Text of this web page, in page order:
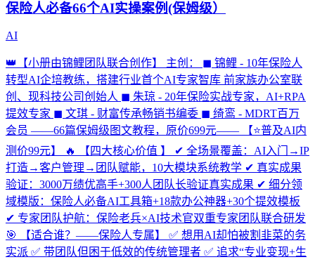
保险人必备66个AI实操案例(保姆级）
AI
👑【小册由锦鲤团队联合创作】 主创： ◼ 锦鲤 - 10年保险人
转型AI企培教练，搭建行业首个AI专家智库 前家族办公室联
创、现科技公司创始人 ◼ 朱琼 - 20年保险实战专家，AI+RPA
提效专家 ◼ 文琪 - 财富传承畅销书编委 ◼ 绮鸾 - MDRT百万
会员 ——66篇保姆级图文教程，原价699元—— 【⭐普及AI内
测价99元】 🔥 【四大核心价值 】 ✔ 全场景覆盖：AI入门→IP
打造→客户管理→团队赋能，10大模块系统教学 ✔ 真实成果
验证：3000万绩优高手+300人团队长验证真实成果 ✔ 细分领
域模版：保险人必备AI工具箱+18款办公神器+30个提效模板
✔ 专家团队护航：保险老兵×AI技术官双重专家团队联合研发
🎯 【适合谁？——保险人专属】 ✅ 想用AI却怕被割韭菜的务
实派 ✅ 带团队但困于低效的传统管理者 ✅ 追求“专业变现+生